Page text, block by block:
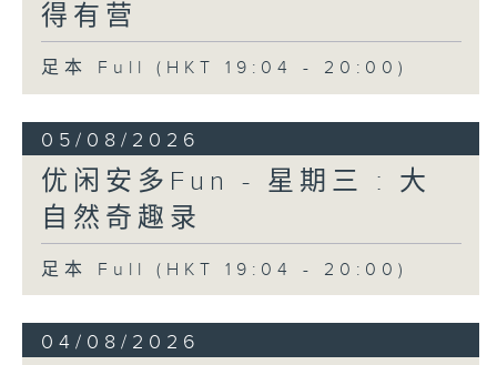
得有营
足本 Full (HKT 19:04 - 20:00)
05/08/2026
优闲安多Fun - 星期三 : 大
自然奇趣录
足本 Full (HKT 19:04 - 20:00)
04/08/2026